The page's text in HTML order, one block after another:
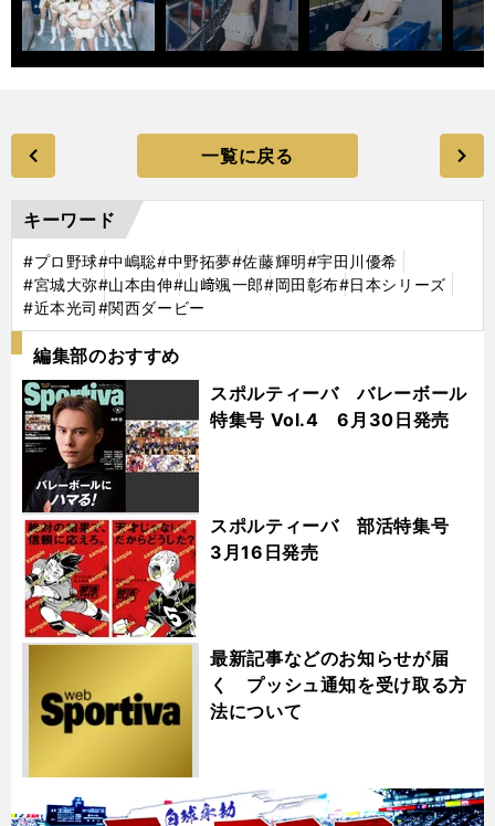
一覧に戻る
キーワード
#プロ野球#中嶋聡#中野拓夢#佐藤輝明#宇田川優希
#宮城大弥#山本由伸#山﨑颯一郎#岡田彰布#日本シリーズ
#近本光司#関西ダービー
編集部のおすすめ
スポルティーバ バレーボール
特集号 Vol.4 6月30日発売
スポルティーバ 部活特集号
3月16日発売
最新記事などのお知らせが届
く プッシュ通知を受け取る方
法について